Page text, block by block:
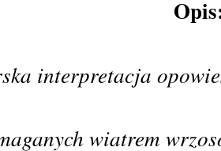
interpretacja
wiatrem